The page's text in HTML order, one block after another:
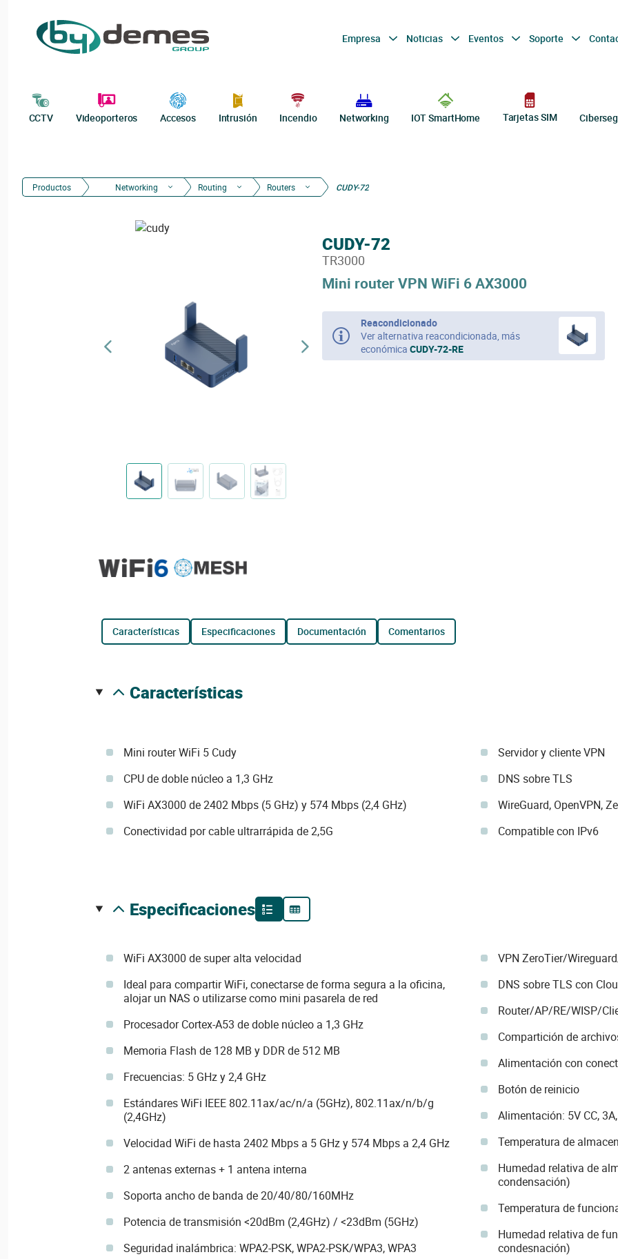
Empresa Noticias Eventos Soporte
CCTV Videoporteros Accesos Intrusión Incendio Networking IOT SmartHome Tarjetas SIM
Productos Networking Routing Routers CUDY-72
Mini router VPN WiFi 6 AX3000
CUDY-72
TR3000
Reacondicionado
Ver alternativa reacondicionada, más
económica CUDY-72-RE
características especificaciones documentación comentarios
características
Mini router WiFi 5 Cudy
CPU de doble núcleo a 1,3 GHz
WiFi AX3000 de 2402 Mbps (5 GHz) y 574 Mbps (2,4 GHz)
Conectividad por cable ultrarrápida de 2,5G
Servidor y cliente VPN
DNS sobre TLS
WireGuard, OpenVPN,
Compatible con IPv6
especificaciones
WiFi AX3000 de super alta velocidad
Ideal para compartir WiFi, conectarse de forma segura a la oficina,
alojar un NAS o utilizarse como mini pasarela de red
Procesador Cortex-A53 de doble núcleo a 1,3 GHz
Memoria Flash de 128 MB y DDR de 512 MB
Frecuencias: 5 GHz y 2,4 GHz
Estándares WiFi IEEE 802.11ax/ac/n/a (5GHz), 802.11ax/n/b/g
(2,4GHz)
Velocidad WiFi de hasta 2402 Mbps a 5 GHz y 574 Mbps a 2,4 GHz
2 antenas externas + 1 antena interna
Soporta ancho de banda de 20/40/80/160MHz
Potencia de transmisión <20dBm (2,4GHz) / <23dBm (5GHz)
Seguridad inalámbrica: WPA2-PSK, WPA2-PSK/WPA3, WPA3
VPN ZeroTier/
DNS sobre TLS con
Router/AP/RE/WISP/
Compartición de
Alimentación con
Botón de reinicio
Alimentación: 5V CC,
Temperatura de
Humedad relativa de
condensación)
Temperatura de
Humedad relativa de
condesnación)